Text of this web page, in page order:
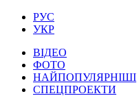
РУС
УКР
ВІДЕО
ФОТО
НАЙПОПУЛЯРНІШІ
СПЕЦПРОЕКТИ